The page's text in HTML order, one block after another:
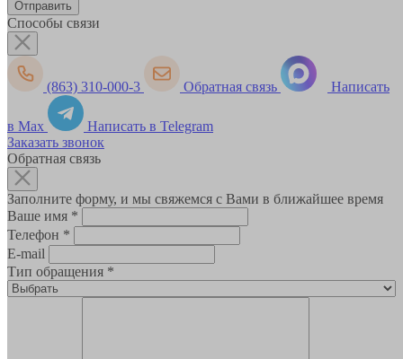
Способы связи
(863) 310-000-3 Обратная связь Написать
в Max
Написать в Telegram
Заказать звонок
Обратная связь
Заполните форму, и мы свяжемся с Вами в ближайшее время
Ваше имя *
Телефон *
E-mail
Тип обращения *